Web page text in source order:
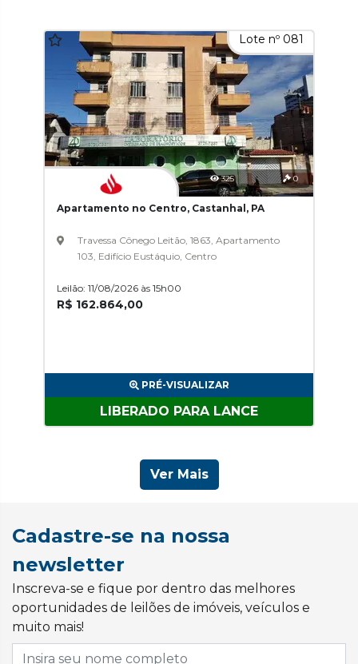
Lote nº 081
325 0
Apartamento no Centro, Castanhal, PA
Travessa Cônego Leitão, 1863, Apartamento
103, Edifício Eustáquio, Centro
Leilão: 11/08/2026 às 15h00
R$ 162.864,00
PRÉ-VISUALIZAR
LIBERADO PARA LANCE
Ver Mais
Cadastre-se na nossa
newsletter
Inscreva-se e fique por dentro das melhores
oportunidades de leilões de imóveis, veículos e
muito mais!